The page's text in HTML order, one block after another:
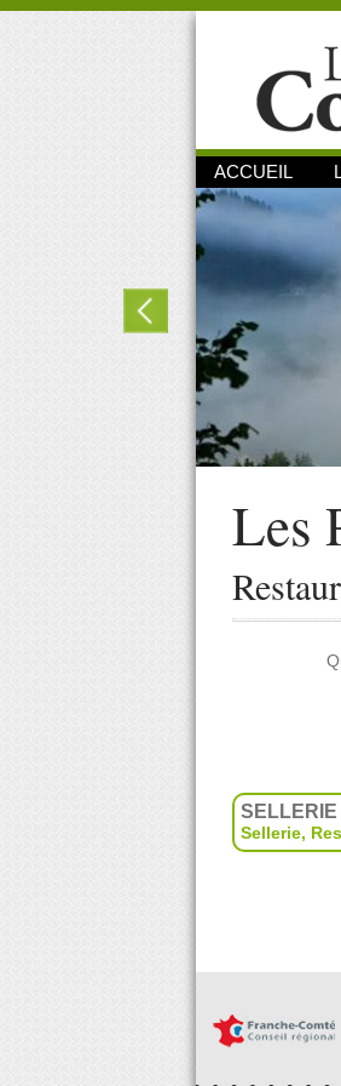
ACCUEIL
Les
SELLERIE
Sellerie,